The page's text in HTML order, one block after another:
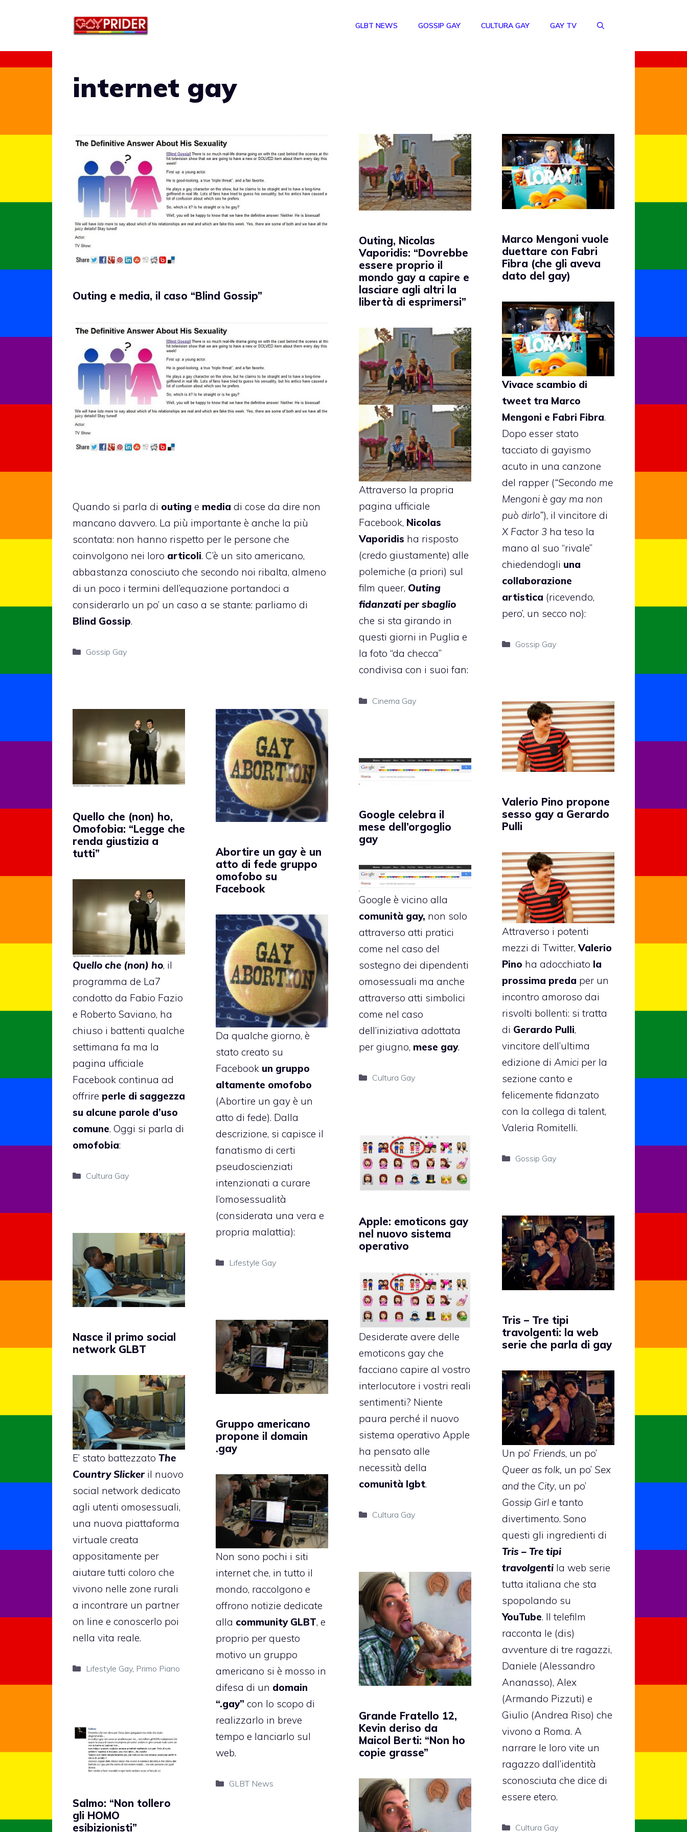
GLBT NEWS GOSSIP GAY CULTURA GAY GAY TV
internet gay
Outing e media, il caso “Blind Gossip”
Quando si parla di outing e media di cose da dire non
mancano davvero. La più importante è anche la più
scontata: non hanno rispetto per le persone che
coinvolgono nei loro articoli. C’è un sito americano,
abbastanza conosciuto che secondo noi ribalta, almeno
di un poco i termini dell’equazione portandoci a
considerarlo un po’ un caso a se stante: parliamo di
Blind Gossip.
Categorie
Gossip Gay
Outing, Nicolas
Vaporidis: “Dovrebbe
essere proprio il
mondo gay a capire e
lasciare agli altri la
libertà di esprimersi”
Attraverso la propria
pagina ufficiale
Facebook, Nicolas
Vaporidis ha risposto
(credo giustamente) alle
polemiche (a priori) sul
film queer, Outing
fidanzati per sbaglio
che si sta girando in
questi giorni in Puglia e
la foto “da checca”
condivisa con i suoi fan:
Categorie
Cinema Gay
Marco Mengoni vuole
duettare con Fabri
Fibra (che gli aveva
dato del gay)
Vivace scambio di
tweet tra Marco
Mengoni e Fabri Fibra.
Dopo esser stato
tacciato di gayismo
acuto in una canzone
del rapper (“Secondo me
Mengoni è gay ma non
può dirlo”), il vincitore di
X Factor 3 ha teso la
mano al suo “rivale”
chiedendogli una
collaborazione
artistica (ricevendo,
pero’, un secco no):
Categorie
Gossip Gay
Valerio Pino propone
sesso gay a Gerardo
Pulli
Attraverso i potenti
mezzi di Twitter,Valerio
Pino ha adocchiato la
prossima preda per un
incontro amoroso dai
risvolti bollenti: si tratta
di Gerardo Pulli,
vincitore dell’ultima
edizione di Amici per la
sezione canto e
felicemente fidanzato
con la collega di talent,
Valeria Romitelli.
Categorie
Gossip Gay
Quello che (non) ho,
Omofobia: “Legge che
renda giustizia a
tutti”
Quello che (non) ho, il
programma de La7
condotto da Fabio Fazio
e Roberto Saviano, ha
chiuso i battenti qualche
settimana fa ma la
pagina ufficiale
Facebook continua ad
offrire perle di saggezza
su alcune parole d’uso
comune. Oggi si parla di
omofobia:
Categorie
Cultura Gay
Abortire un gay è un
atto di fede gruppo
omofobo su
Facebook
Da qualche giorno, è
stato creato su
Facebook un gruppo
altamente omofobo
(Abortire un gay è un
atto di fede). Dalla
descrizione, si capisce il
fanatismo di certi
pseudoscienziati
intenzionati a curare
l’omosessualità
(considerata una vera e
propria malattia):
Categorie
Lifestyle Gay
Google celebra il
mese dell’orgoglio
gay
Google è vicino alla
comunità gay, non solo
attraverso atti pratici
come nel caso del
sostegno dei dipendenti
omosessuali ma anche
attraverso atti simbolici
come nel caso
dell’iniziativa adottata
per giugno, mese gay.
Categorie
Cultura Gay
Apple: emoticons gay
nel nuovo sistema
operativo
Desiderate avere delle
emoticons gay che
facciano capire al vostro
interlocutore i vostri reali
sentimenti? Niente
paura perché il nuovo
sistema operativo Apple
ha pensato alle
necessità della
comunità lgbt.
Categorie
Cultura Gay
Tris – Tre tipi
travolgenti: la web
serie che parla di gay
Un po’ Friends, un po’
Queer as folk, un po’ Sex
and the City, un po’
Gossip Girl e tanto
divertimento. Sono
questi gli ingredienti di
Tris – Tre tipi
travolgenti la web serie
tutta italiana che sta
spopolando su
YouTube. Il telefilm
racconta le (dis)
avventure di tre ragazzi,
Daniele (Alessandro
Ananasso), Alex
(Armando Pizzuti) e
Giulio (Andrea Riso) che
vivono a Roma. A
narrare le loro vite un
ragazzo dall’identità
sconosciuta che dice di
essere etero.
Categorie
Cultura Gay
Nasce il primo social
network GLBT
E’ stato battezzato The
Country Slicker il nuovo
social network dedicato
agli utenti omosessuali,
una nuova piattaforma
virtuale creata
appositamente per
aiutare tutti coloro che
vivono nelle zone rurali
a incontrare un partner
on line e conoscerlo poi
nella vita reale.
Categorie
Lifestyle Gay, Primo Piano
Gruppo americano
propone il domain
.gay
Non sono pochi i siti
internet che, in tutto il
mondo, raccolgono e
offrono notizie dedicate
alla community GLBT, e
proprio per questo
motivo un gruppo
americano si è mosso in
difesa di un domain
“.gay” con lo scopo di
realizzarlo in breve
tempo e lanciarlo sul
web.
Categorie
GLBT News
Grande Fratello 12,
Kevin deriso da
Maicol Berti: “Non ho
copie grasse”
Salmo: “Non tollero
gli HOMO
esibizionisti”